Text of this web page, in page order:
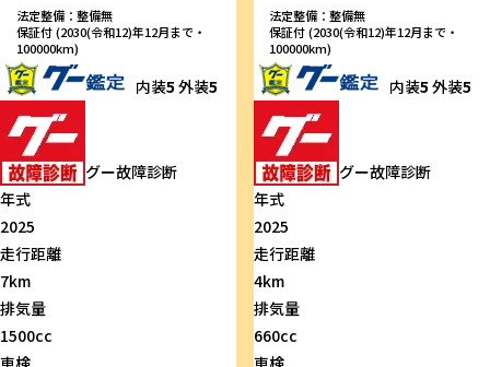
法定整備：整備無
保証付 (2030(令和12)年12月まで・
100000km)
内装5 外装5
グー故障診断
年式
2025
走行距離
7km
排気量
1500cc
車検
法定整備：整備無
保証付 (2030(令和12)年12月まで・
100000km)
内装5 外装5
グー故障診断
年式
2025
走行距離
4km
排気量
660cc
車検